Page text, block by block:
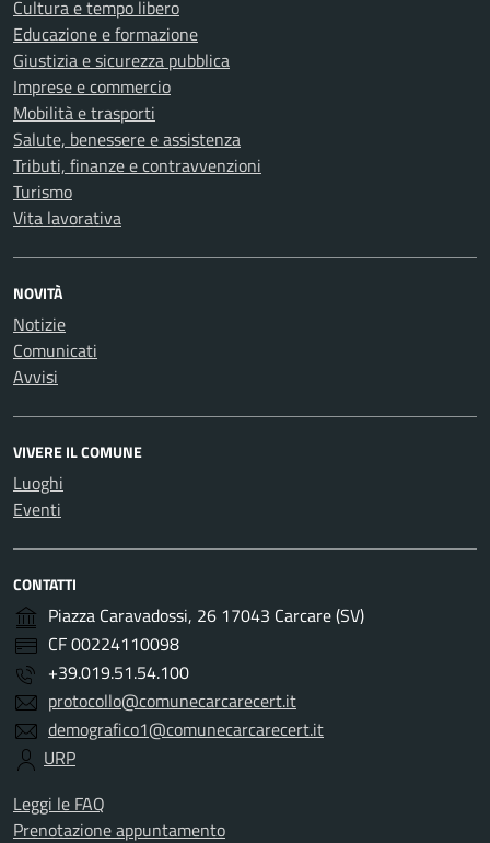
Cultura e tempo libero
Educazione e formazione
Giustizia e sicurezza pubblica
Imprese e commercio
Mobilità e trasporti
Salute, benessere e assistenza
Tributi, finanze e contravvenzioni
Turismo
Vita lavorativa
NOVITÀ
Notizie
Comunicati
Avvisi
VIVERE IL COMUNE
Luoghi
Eventi
CONTATTI
Piazza Caravadossi, 26 17043 Carcare (SV)
CF 00224110098
+39.019.51.54.100
protocollo@comunecarcarecert.it
demografico1@comunecarcarecert.it
URP
Leggi le FAQ
Prenotazione appuntamento